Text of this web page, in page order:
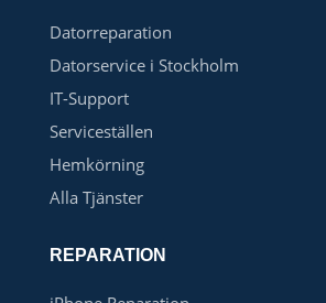
Datorreparation
Datorservice i Stockholm
IT-Support
Serviceställen
Hemkörning
Alla Tjänster
REPARATION